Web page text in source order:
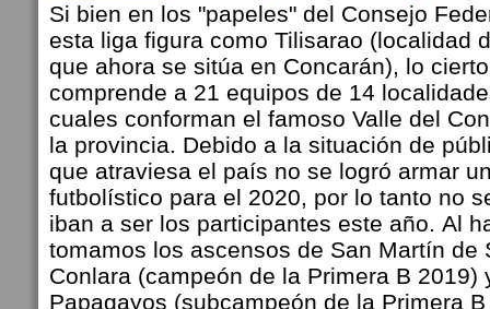
Si bien en los "papeles" del Consejo
esta liga figura como Tilisarao (localidad
que ahora se sitúa en Concarán), lo
comprende a 21 equipos de 14
cuales conforman el famoso Valle del
la provincia. Debido a la situación de
que atraviesa el país no se logró armar
futbolístico para el 2020, por lo tanto no
iban a ser los participantes este año. Al
tomamos los ascensos de San Martín de
Conlara (campeón de la Primera B 2019)
Papagayos (subcampeón de la Primera